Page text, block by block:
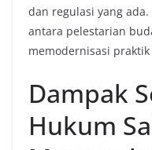
dan regulasi yang
antara pelestarian
memodernisasi
Dampak
Hukum